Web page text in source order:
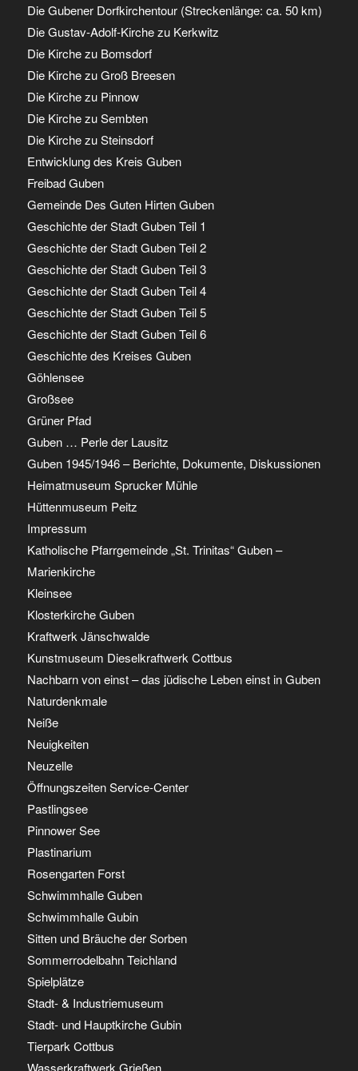
Die Gubener Dorfkirchentour (Streckenlänge: ca. 50 km)
Die Gustav-Adolf-Kirche zu Kerkwitz
Die Kirche zu Bomsdorf
Die Kirche zu Groß Breesen
Die Kirche zu Pinnow
Die Kirche zu Sembten
Die Kirche zu Steinsdorf
Entwicklung des Kreis Guben
Freibad Guben
Gemeinde Des Guten Hirten Guben
Geschichte der Stadt Guben Teil 1
Geschichte der Stadt Guben Teil 2
Geschichte der Stadt Guben Teil 3
Geschichte der Stadt Guben Teil 4
Geschichte der Stadt Guben Teil 5
Geschichte der Stadt Guben Teil 6
Geschichte des Kreises Guben
Göhlensee
Großsee
Grüner Pfad
Guben … Perle der Lausitz
Guben 1945/1946 – Berichte, Dokumente, Diskussionen
Heimatmuseum Sprucker Mühle
Hüttenmuseum Peitz
Impressum
Katholische Pfarrgemeinde „St. Trinitas“ Guben –
Marienkirche
Kleinsee
Klosterkirche Guben
Kraftwerk Jänschwalde
Kunstmuseum Dieselkraftwerk Cottbus
Nachbarn von einst – das jüdische Leben einst in Guben
Naturdenkmale
Neiße
Neuigkeiten
Neuzelle
Öffnungszeiten Service-Center
Pastlingsee
Pinnower See
Plastinarium
Rosengarten Forst
Schwimmhalle Guben
Schwimmhalle Gubin
Sitten und Bräuche der Sorben
Sommerrodelbahn Teichland
Spielplätze
Stadt- & Industriemuseum
Stadt- und Hauptkirche Gubin
Tierpark Cottbus
Wasserkraftwerk Grießen